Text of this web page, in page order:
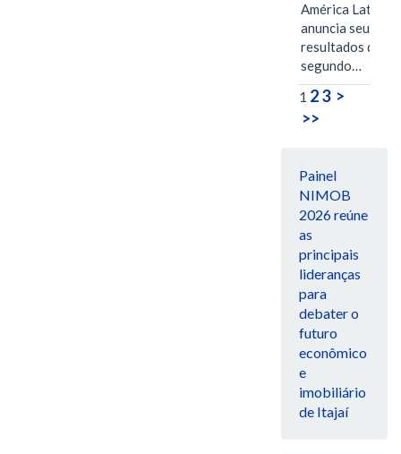
América Latina
anuncia seus
resultados do
segundo…
1 23 >
>>
Painel
NIMOB
2026 reúne
as
principais
lideranças
para
debater o
futuro
econômico
e
imobiliário
de Itajaí